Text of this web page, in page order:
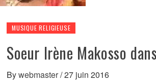
MUSIQUE RELIGIEUSE
Soeur Irène Makosso
Bywebmaster/27 juin 2016